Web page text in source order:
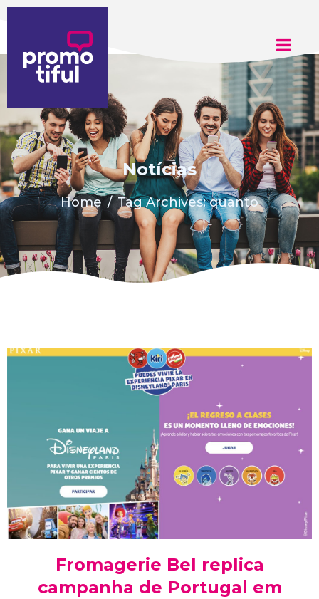
Adicione aqui o texto do seu título
Notícias
Home Tag Archives: quanto
Fromagerie Bel replica
campanha de Portugal em